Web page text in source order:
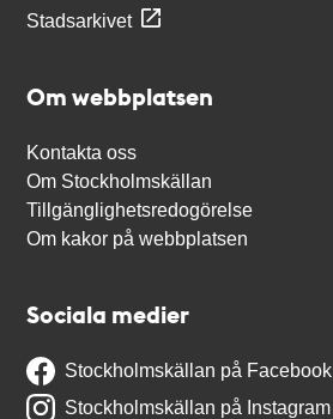
Stadsarkivet
Om webbplatsen
Kontakta oss
Om Stockholmskällan
Tillgänglighetsredogörelse
Om kakor på webbplatsen
Sociala medier
Stockholmskällan på Facebook
Stockholmskällan på Instagram